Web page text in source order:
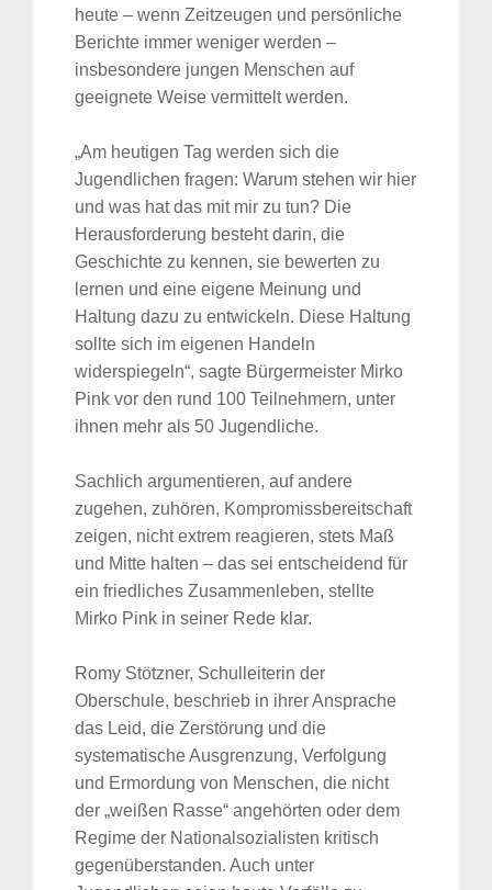
heute – wenn Zeitzeugen und persönliche
Berichte immer weniger werden –
insbesondere jungen Menschen auf
geeignete Weise vermittelt werden.
„Am heutigen Tag werden sich die
Jugendlichen fragen: Warum stehen wir hier
und was hat das mit mir zu tun? Die
Herausforderung besteht darin, die
Geschichte zu kennen, sie bewerten zu
lernen und eine eigene Meinung und
Haltung dazu zu entwickeln. Diese Haltung
sollte sich im eigenen Handeln
widerspiegeln“, sagte Bürgermeister Mirko
Pink vor den rund 100 Teilnehmern, unter
ihnen mehr als 50 Jugendliche.
Sachlich argumentieren, auf andere
zugehen, zuhören, Kompromissbereitschaft
zeigen, nicht extrem reagieren, stets Maß
und Mitte halten – das sei entscheidend für
ein friedliches Zusammenleben, stellte
Mirko Pink in seiner Rede klar.
Romy Stötzner, Schulleiterin der
Oberschule, beschrieb in ihrer Ansprache
das Leid, die Zerstörung und die
systematische Ausgrenzung, Verfolgung
und Ermordung von Menschen, die nicht
der „weißen Rasse“ angehörten oder dem
Regime der Nationalsozialisten kritisch
gegenüberstanden. Auch unter